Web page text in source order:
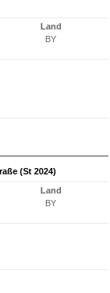
Land
BY
(St 2024)
Land
BY